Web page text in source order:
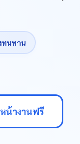
ทนทาน
น้างานฟรี